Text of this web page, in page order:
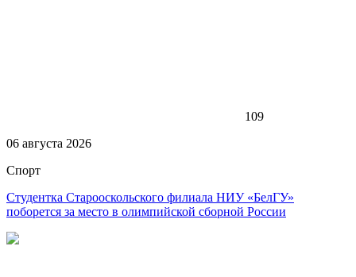
109
06 августа 2026
Спорт
Студентка Старооскольского филиала НИУ «БелГУ»
поборется за место в олимпийской сборной России